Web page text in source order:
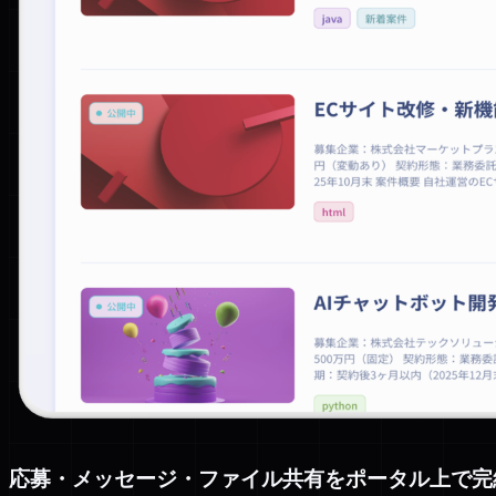
応募・メッセージ・ファイル共有をポータル上で